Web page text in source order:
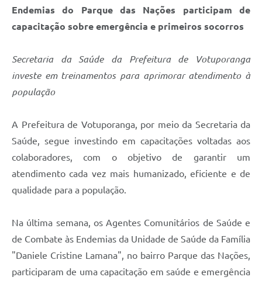
Endemias do Parque das Nações participam de
capacitação sobre emergência e primeiros socorros
Secretaria da Saúde da Prefeitura de Votuporanga
investe em treinamentos para aprimorar atendimento à
população
A Prefeitura de Votuporanga, por meio da Secretaria da
Saúde, segue investindo em capacitações voltadas aos
colaboradores, com o objetivo de garantir um
atendimento cada vez mais humanizado, eficiente e de
qualidade para a população.
Na última semana, os Agentes Comunitários de Saúde e
de Combate às Endemias da Unidade de Saúde da Família
"Daniele Cristine Lamana", no bairro Parque das Nações,
participaram de uma capacitação em saúde e emergência